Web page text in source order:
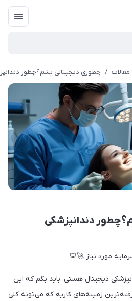
مقالات / چطوری دیجیتالی بشم؟چطور
دندانپزشکی
مورد نیاز 🚀🦷
دیجیتال هستی، باید بگم که این
زمینه‌های کاریه که می‌تونه کلی